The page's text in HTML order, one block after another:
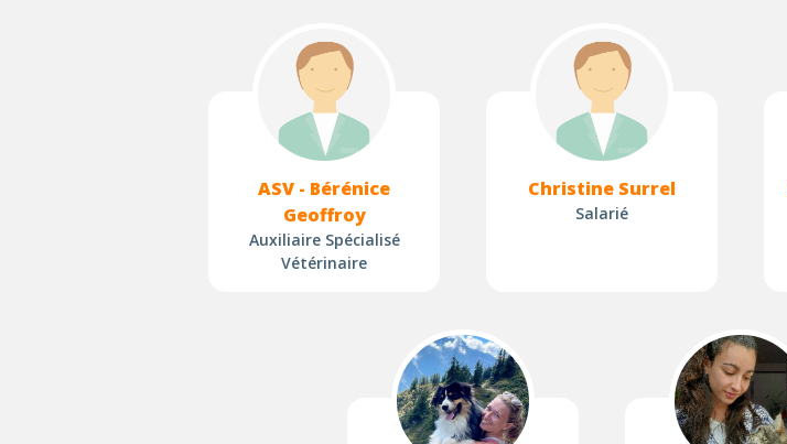
ASV - Bérénice
Geoffroy
Auxiliaire Spécialisé
Vétérinaire
Christine Surrel
Salarié